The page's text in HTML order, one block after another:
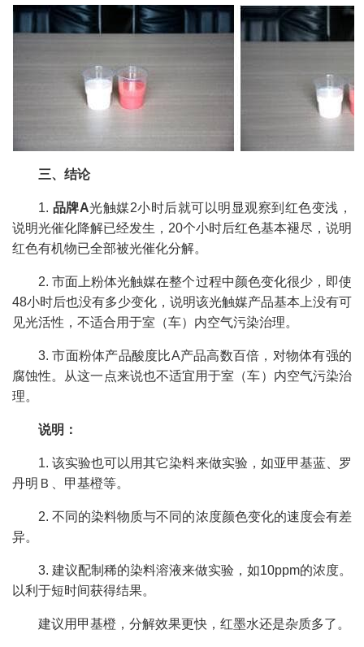
三、结论
1. 品牌A光触媒2小时后就可以明显观察到红色变浅，
说明光催化降解已经发生，20个小时后红色基本褪尽，说明
红色有机物已全部被光催化分解。
2. 市面上粉体光触媒在整个过程中颜色变化很少，即使
48小时后也没有多少变化，说明该光触媒产品基本上没有可
见光活性，不适合用于室（车）内空气污染治理。
3. 市面粉体产品酸度比A产品高数百倍，对物体有强的
腐蚀性。从这一点来说也不适宜用于室（车）内空气污染治
理。
说明：
1. 该实验也可以用其它染料来做实验，如亚甲基蓝、罗
丹明Ｂ、甲基橙等。
2. 不同的染料物质与不同的浓度颜色变化的速度会有差
异。
3. 建议配制稀的染料溶液来做实验，如10ppm的浓度。
以利于短时间获得结果。
建议用甲基橙，分解效果更快，红墨水还是杂质多了。